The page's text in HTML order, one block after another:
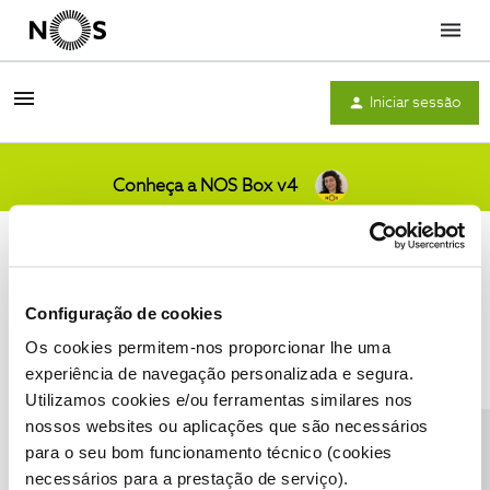
Configuração de cookies
Os cookies permitem-nos proporcionar lhe uma
experiência de navegação personalizada e segura.
Utilizamos cookies e/ou ferramentas similares nos
nossos websites ou aplicações que são necessários
para o seu bom funcionamento técnico (cookies
necessários para a prestação de serviço).
Menu
Iniciar sessão
Conheça a NOS Box v4
Condições do Fórum NOS Accessibility statement
CONTACTOS POLÍTICA DE PRIVACIDADE
CONFIGURAR COOKIES QUALIDADE DE SERVIÇO